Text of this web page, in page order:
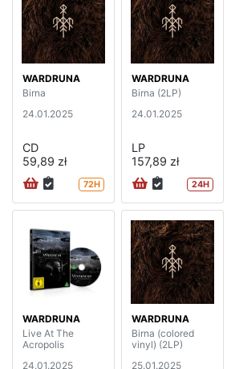
WARDRUNA
Birna
24.01.2025
CD
59,89 zł
72H
WARDRUNA
Birna (2LP)
24.01.2025
LP
157,89 zł
24H
WARDRUNA
Live At The
Acropolis
24.01.2025
WARDRUNA
Birna (colored
vinyl) (2LP)
25.01.2025